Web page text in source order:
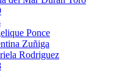
Ponce
Zuñiga
Rodriguez